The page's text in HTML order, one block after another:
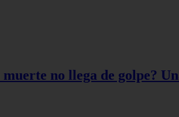
no llega de golpe?